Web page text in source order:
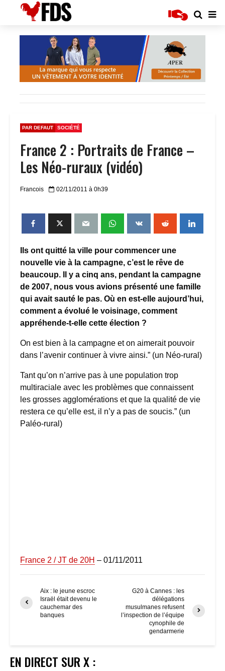
PAR DEFAUT SOCIÉTÉ
France 2 : Portraits de France –
Les Néo-ruraux (vidéo)
Francois 02/11/2011 à 0h39
Ils ont quitté la ville pour commencer une
nouvelle vie à la campagne, c’est le rêve de
beaucoup. Il y a cinq ans, pendant la campagne
de 2007, nous vous avions présenté une famille
qui avait sauté le pas. Où en est-elle aujourd’hui,
comment a évolué le voisinage, comment
appréhende-t-elle cette élection ?
On est bien à la campagne et on aimerait pouvoir
dans l’avenir continuer à vivre ainsi.” (un Néo-rural)
Tant qu’on n’arrive pas à une population trop
multiraciale avec les problèmes que connaissent
les grosses agglomérations et que la qualité de vie
restera ce qu’elle est, il n’y a pas de soucis.” (un
Paléo-rural)
France 2 / JT de 20H – 01/11/2011
Aix : le jeune escroc
Israël était devenu le
cauchemar des
banques
G20 à Cannes : les
délégations
musulmanes refusent
l’inspection de l’équipe
cynophile de
gendarmerie
EN DIRECT SUR X :